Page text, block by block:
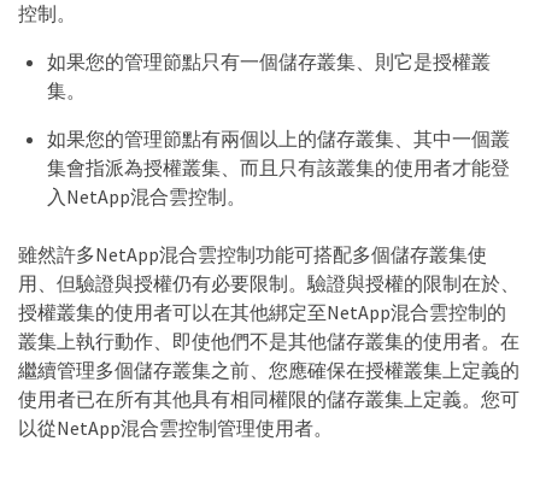
控制。
如果您的管理節點只有一個儲存叢集、則它是授權叢
集。
如果您的管理節點有兩個以上的儲存叢集、其中一個叢
集會指派為授權叢集、而且只有該叢集的使用者才能登
入NetApp混合雲控制。
雖然許多NetApp混合雲控制功能可搭配多個儲存叢集使
用、但驗證與授權仍有必要限制。驗證與授權的限制在於、
授權叢集的使用者可以在其他綁定至NetApp混合雲控制的
叢集上執行動作、即使他們不是其他儲存叢集的使用者。在
繼續管理多個儲存叢集之前、您應確保在授權叢集上定義的
使用者已在所有其他具有相同權限的儲存叢集上定義。您可
以從NetApp混合雲控制管理使用者。